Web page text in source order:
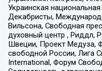
Украинская
Декабристы,
Вильсона, Свободная
духовный центр , Риддл,
Швеции, Проект Медуза,
свободной России, Лига
International, Форум